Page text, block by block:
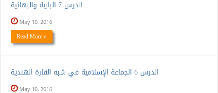
الدرس 7 البابية والبهائية
May 10, 2016
Read More »
الدرس 6 الجماعة الإسلامية في شبه القارة الهندية
May 10, 2016